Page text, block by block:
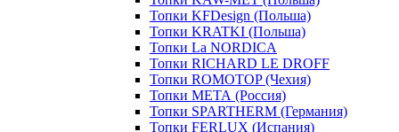
Топки KFDesign (Польша)
Топки KRATKI (Польша)
Топки La NORDICA
Топки RICHARD LE DROFF
Топки ROMOTOP (Чехия)
Топки МЕТА (Россия)
Топки SPARTHERM (Германия)
Топки FERLUX (Испания)